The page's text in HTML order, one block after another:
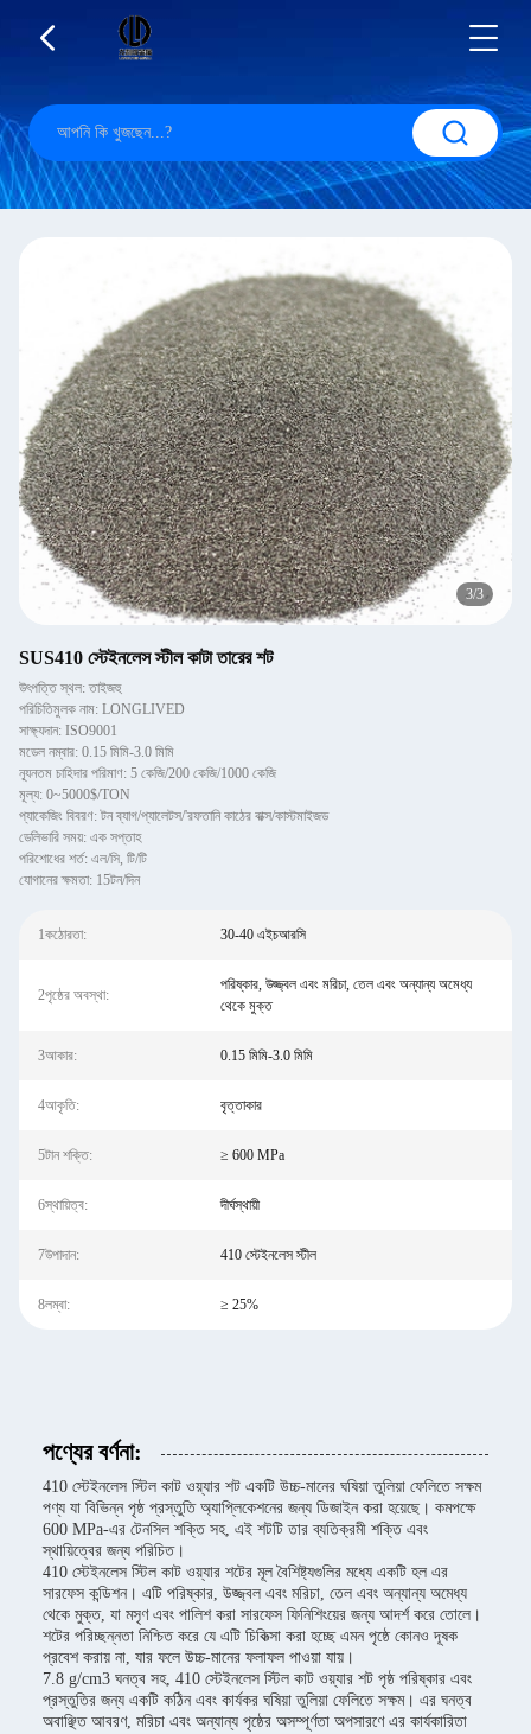
3/3
SUS410 স্টেইনলেস স্টীল কাটা তারের শট
উৎপত্তি স্থল: তাইজহু
পরিচিতিমুলক নাম: LONGLIVED
সাক্ষ্যদান: ISO9001
মডেল নম্বার: 0.15 মিমি-3.0 মিমি
ন্যূনতম চাহিদার পরিমাণ: 5 কেজি/200 কেজি/1000 কেজি
মূল্য: 0~5000$/TON
প্যাকেজিং বিবরণ: টন ব্যাগ/প্যালেটস/'রফতানি কাঠের বাক্স/কাস্টমাইজড
ডেলিভারি সময়: এক সপ্তাহ
পরিশোধের শর্ত: এল/সি, টি/টি
যোগানের ক্ষমতা: 15টন/দিন
1কঠোরতা: 30-40 এইচআরসি
2পৃষ্ঠের অবস্থা:
পরিষ্কার, উজ্জ্বল এবং মরিচা, তেল এবং অন্যান্য অমেধ্য
থেকে মুক্ত
3আকার: 0.15 মিমি-3.0 মিমি
4আকৃতি: বৃত্তাকার
5টান শক্তি: ≥ 600 MPa
6স্থায়িত্ব: দীর্ঘস্থায়ী
7উপাদান: 410 স্টেইনলেস স্টীল
8লম্বা: ≥ 25%
পণ্যের বর্ণনা:
410 স্টেইনলেস স্টিল কাট ওয়্যার শট একটি উচ্চ-মানের ঘষিয়া তুলিয়া ফেলিতে সক্ষম
পণ্য যা বিভিন্ন পৃষ্ঠ প্রস্তুতি অ্যাপ্লিকেশনের জন্য ডিজাইন করা হয়েছে। কমপক্ষে
600 MPa-এর টেনসিল শক্তি সহ, এই শটটি তার ব্যতিক্রমী শক্তি এবং
স্থায়িত্বের জন্য পরিচিত।
410 স্টেইনলেস স্টিল কাট ওয়্যার শটের মূল বৈশিষ্ট্যগুলির মধ্যে একটি হল এর
সারফেস কন্ডিশন। এটি পরিষ্কার, উজ্জ্বল এবং মরিচা, তেল এবং অন্যান্য অমেধ্য
থেকে মুক্ত, যা মসৃণ এবং পালিশ করা সারফেস ফিনিশিংয়ের জন্য আদর্শ করে তোলে।
শটের পরিচ্ছন্নতা নিশ্চিত করে যে এটি চিকিত্সা করা হচ্ছে এমন পৃষ্ঠে কোনও দূষক
প্রবেশ করায় না, যার ফলে উচ্চ-মানের ফলাফল পাওয়া যায়।
7.8 g/cm3 ঘনত্ব সহ, 410 স্টেইনলেস স্টিল কাট ওয়্যার শট পৃষ্ঠ পরিষ্কার এবং
প্রস্তুতির জন্য একটি কঠিন এবং কার্যকর ঘষিয়া তুলিয়া ফেলিতে সক্ষম। এর ঘনত্ব
অবাঞ্ছিত আবরণ, মরিচা এবং অন্যান্য পৃষ্ঠের অসম্পূর্ণতা অপসারণে এর কার্যকারিতা